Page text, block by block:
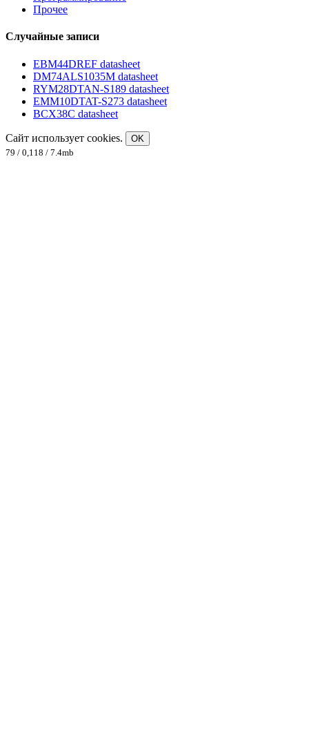
Прочее
Случайные записи
EBM44DREF datasheet
DM74ALS1035M datasheet
RYM28DTAN-S189 datasheet
EMM10DTAT-S273 datasheet
BCX38C datasheet
Сайт использует cookies.
OK
79 / 0,118 / 7.4mb